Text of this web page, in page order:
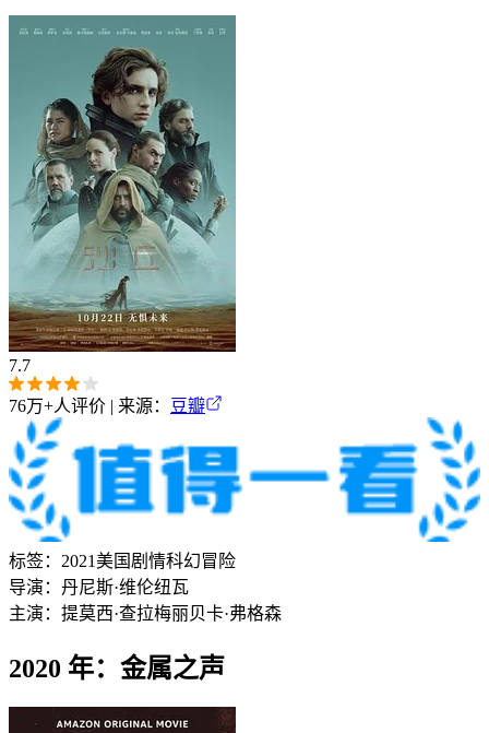
7.7
76万+人评价 | 来源： 豆瓣
标签： 2021美国 剧情科幻冒险
导演： 丹尼斯·维伦纽瓦
主演： 提莫西·查拉梅丽贝卡·弗格森
2020 年：金属之声